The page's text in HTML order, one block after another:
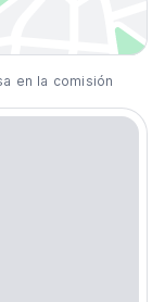
en la comisión